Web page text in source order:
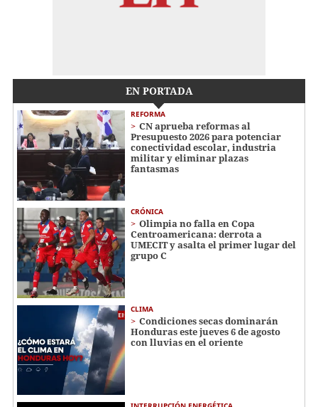
EN PORTADA
REFORMA
CN aprueba reformas al
Presupuesto 2026 para potenciar
conectividad escolar, industria
militar y eliminar plazas
fantasmas
CRÓNICA
Olimpia no falla en Copa
Centroamericana: derrota a
UMECIT y asalta el primer lugar del
grupo C
CLIMA
Condiciones secas dominarán
Honduras este jueves 6 de agosto
con lluvias en el oriente